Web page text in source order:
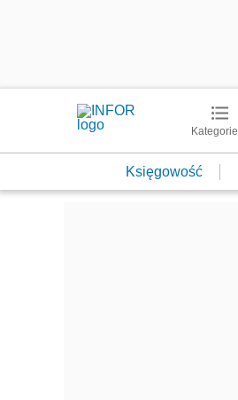
Kategorie
Księgowość